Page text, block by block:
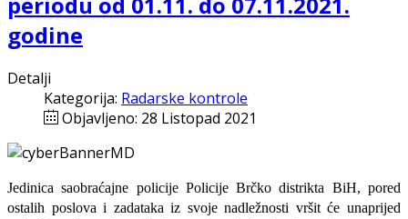
godine
Detalji
Kategorija: Radarske kontrole
Objavljeno: 28 Listopad 2021
Jedinica saobraćajne policije Policije Brčko distrikta BiH, pored
ostalih poslova i zadataka iz svoje nadležnosti vršit će unaprijed